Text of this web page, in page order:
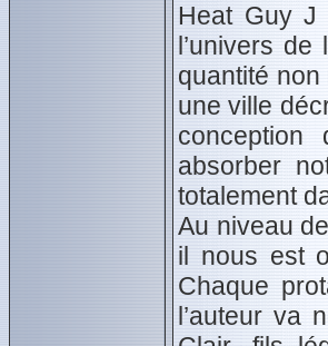
Heat Guy J
l’univers
quantité
une ville
conception
absorber
totalement
Au niveau
il nous est
Chaque
l’auteur va